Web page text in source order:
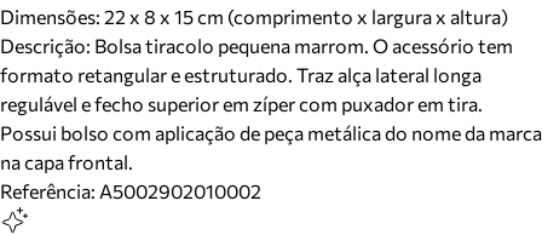
Dimensões: 22 x 8 x 15 cm (comprimento x largura x altura)
Descrição: Bolsa tiracolo pequena marrom. O acessório tem
formato retangular e estruturado. Traz alça lateral longa
regulável e fecho superior em zíper com puxador em tira.
Possui bolso com aplicação de peça metálica do nome da marca
na capa frontal.
Referência: A5002902010002